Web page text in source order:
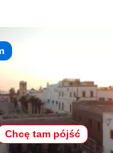
Chcę tam pójść